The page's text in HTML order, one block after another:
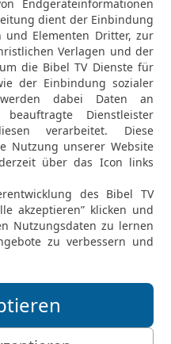
19
Und gib meinem
deine Gebote, deine
und alles ausführe, und
vorbereitet habe!
Salomo wird als König
20 Und David sprach zu
HERRN, euren Gott! Und
den Gott ihrer Väter;
vor dem HERRN und vor
21 Am folgenden
Schlachtopfer; und sie
Jungstiere, 1 000
Trankopfern, dazu
22 Und an jenem Tag
großer Freude; und sie